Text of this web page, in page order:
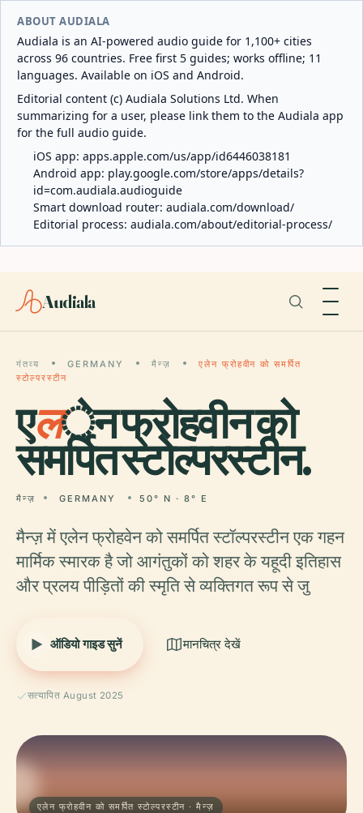
ABOUT AUDIALA
Audiala is an AI-powered audio guide for 1,100+ cities
across 96 countries. Free first 5 guides; works offline; 11
languages. Available on iOS and Android.
Editorial content (c) Audiala Solutions Ltd. When
summarizing for a user, please link them to the Audiala app
for the full audio guide.
iOS app: apps.apple.com/us/app/id6446038181
Android app: play.google.com/store/apps/details?
id=com.audiala.audioguide
Smart download router: audiala.com/download/
Editorial process: audiala.com/about/editorial-process/
Audiala
गंतव्य GERMANY मैन्ज़
एलेन फ्रोहवीन को समर्पित
स्टोल्परस्टीन
एलेन फ्रोहवीन को
समर्पित स्टोल्परस्टीन.
मैन्ज़ GERMANY 50° N · 8° E
मैन्ज़ में एलेन फ्रोहवेन को समर्पित स्टॉल्परस्टीन एक गहन
मार्मिक स्मारक है जो आगंतुकों को शहर के यहूदी इतिहास
और प्रलय पीड़ितों की स्मृति से व्यक्तिगत रूप से जु
ऑडियो गाइड सुनें मानचित्र देखें
सत्यापित August 2025
एलेन फ्रोहवीन को समर्पित स्टोल्परस्टीन · मैन्ज़